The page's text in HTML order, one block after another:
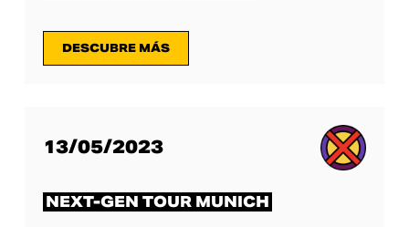
DESCUBRE MÁS
13/05/2023
NEXT-GEN TOUR MUNICH